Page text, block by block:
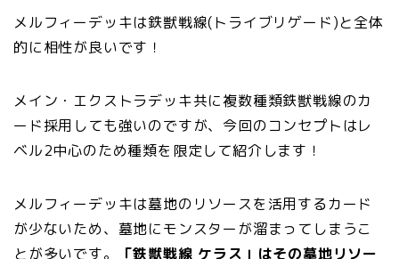
メルフィーデッキは鉄獣戦線(トライブリゲード)と全体
的に相性が良いです！
メイン・エクストラデッキ共に複数種類鉄獣戦線のカ
ード採用しても強いのですが、今回のコンセプトはレ
ベル2中心のため種類を限定して紹介します！
メルフィーデッキは墓地のリソースを活用するカード
が少ないため、墓地にモンスターが溜まってしまうこ
とが多いです。
「鉄獣戦線 ケラス」はその墓地リソー